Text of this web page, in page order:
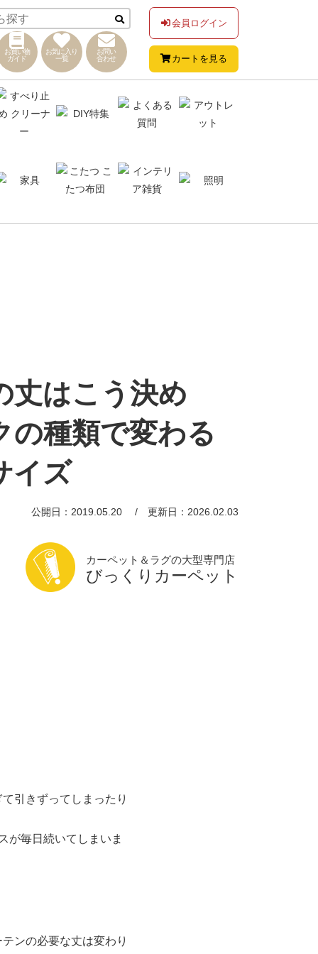
お買い物
ガイド
お気に入り
一覧
お問い
合わせ
会員ログイン
カートを見る
丈はこう決め
の種類で変わる
イズ
公開日：2019.05.20 更新日：2026.02.03
カーペット＆ラグの大型専門店
びっくりカーペット
引きずってしまったり
が毎日続いてしまいま
ンの必要な丈は変わり